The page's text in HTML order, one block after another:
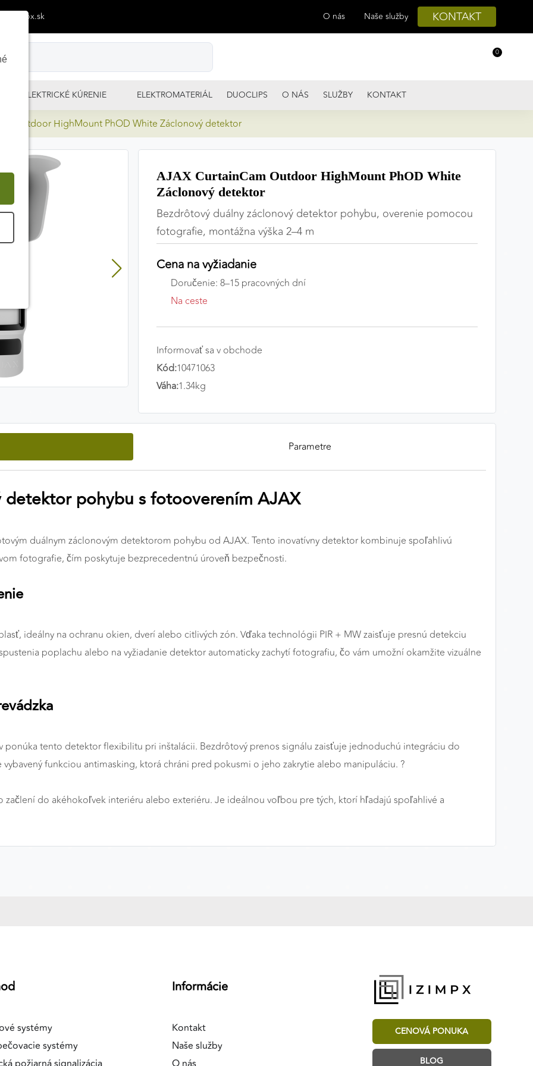
O nás Naše služby KONTAKT
0
ELEKTRICKÉ KÚRENIE ELEKTROMATERIÁL DUOCLIPS O NÁS SLUŽBY KONTAKT
Outdoor HighMount PhOD White Záclonový detektor
AJAX CurtainCam Outdoor HighMount PhOD White
Záclonový detektor
Bezdrôtový duálny záclonový detektor pohybu, overenie pomocou
fotografie, montážna výška 2–4 m
Cena na vyžiadanie
Doručenie: 8–15 pracovných dní
Na ceste
Informovať sa v obchode
Kód:10471063
Váha:1.34kg
Parametre
detektor pohybu s fotooverením AJAX
duálnym záclonovým detektorom pohybu od AJAX. Tento inovatívny detektor kombinuje spoľahlivú
fotografie, čím poskytuje bezprecedentnú úroveň bezpečnosti.
ideálny na ochranu okien, dverí alebo citlivých zón. Vďaka technológii PIR + MW zaisťuje presnú detekciu
poplachu alebo na vyžiadanie detektor automaticky zachytí fotografiu, čo vám umožní okamžite vizuálne
tento detektor flexibilitu pri inštalácii. Bezdrôtový prenos signálu zaisťuje jednoduchú integráciu do
funkciou antimasking, ktorá chráni pred pokusmi o jeho zakrytie alebo manipuláciu. ?️
do akéhokoľvek interiéru alebo exteriéru. Je ideálnou voľbou pre tých, ktorí hľadajú spoľahlivé a
systémy
systémy
Informácie
Kontakt
Naše služby
CENOVÁ PONUKA
BLOG